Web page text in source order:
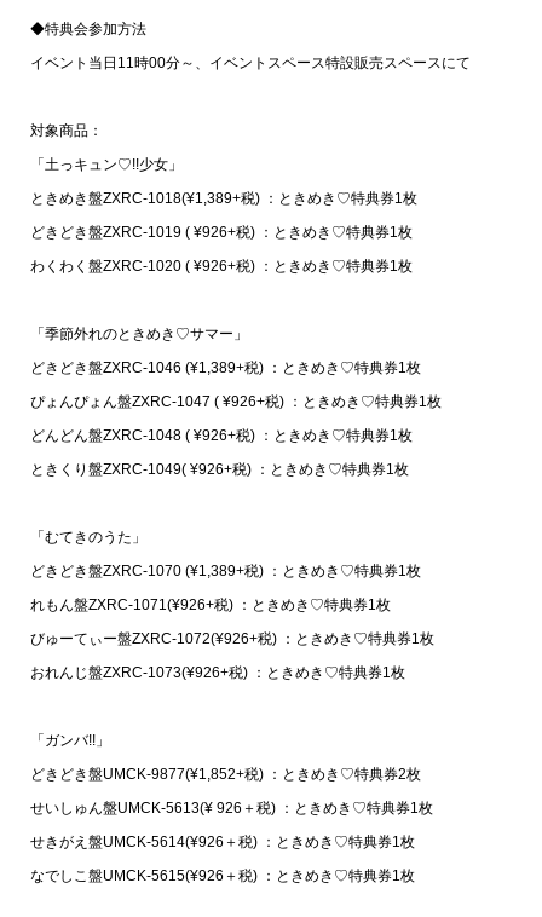
◆特典会参加方法
イベント当日11時00分～、イベントスペース特設販売スペースにて
対象商品：
「土っキュン♡!!少女」
ときめき盤ZXRC-1018(¥1,389+税) ：ときめき♡特典券1枚
どきどき盤ZXRC-1019 ( ¥926+税) ：ときめき♡特典券1枚
わくわく盤ZXRC-1020 ( ¥926+税) ：ときめき♡特典券1枚
「季節外れのときめき♡サマー」
どきどき盤ZXRC-1046 (¥1,389+税) ：ときめき♡特典券1枚
ぴょんぴょん盤ZXRC-1047 ( ¥926+税) ：ときめき♡特典券1枚
どんどん盤ZXRC-1048 ( ¥926+税) ：ときめき♡特典券1枚
ときくり盤ZXRC-1049( ¥926+税) ：ときめき♡特典券1枚
「むてきのうた」
どきどき盤ZXRC-1070 (¥1,389+税) ：ときめき♡特典券1枚
れもん盤ZXRC-1071(¥926+税) ：ときめき♡特典券1枚
びゅーてぃー盤ZXRC-1072(¥926+税) ：ときめき♡特典券1枚
おれんじ盤ZXRC-1073(¥926+税) ：ときめき♡特典券1枚
「ガンバ!!」
どきどき盤UMCK-9877(¥1,852+税) ：ときめき♡特典券2枚
せいしゅん盤UMCK-5613(¥ 926＋税) ：ときめき♡特典券1枚
せきがえ盤UMCK-5614(¥926＋税) ：ときめき♡特典券1枚
なでしこ盤UMCK-5615(¥926＋税) ：ときめき♡特典券1枚